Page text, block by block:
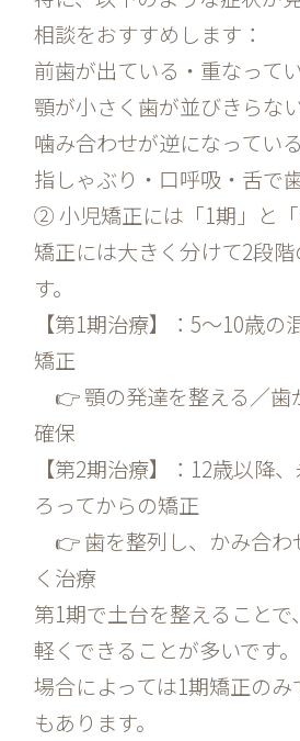
相談をおすすめします：
前歯が出ている・重なって
顎が小さく歯が並びきらな
噛み合わせが逆になってい
指しゃぶり・口呼吸・舌で
② 小児矯正には「1期」と
矯正には大きく分けて2段
す。
【第1期治療】：5〜10歳の
矯正
👉 顎の発達を整える／歯
確保
【第2期治療】：12歳以降
ろってからの矯正
👉 歯を整列し、かみ合わ
く治療
第1期で土台を整えること
軽くできることが多いです。
場合によっては1期矯正のみ
もあります。